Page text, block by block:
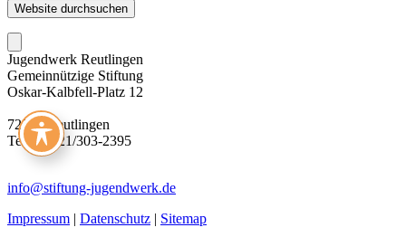
Website durchsuchen
Jugendwerk Reutlingen
Gemeinnützige Stiftung
Oskar-Kalbfell-Platz 12
72764 Reutlingen
Tel.: 07121/303-2395
info@stiftung-jugendwerk.de
Impressum | Datenschutz | Sitemap